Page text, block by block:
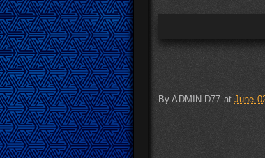
ByADMIN D77 atJune